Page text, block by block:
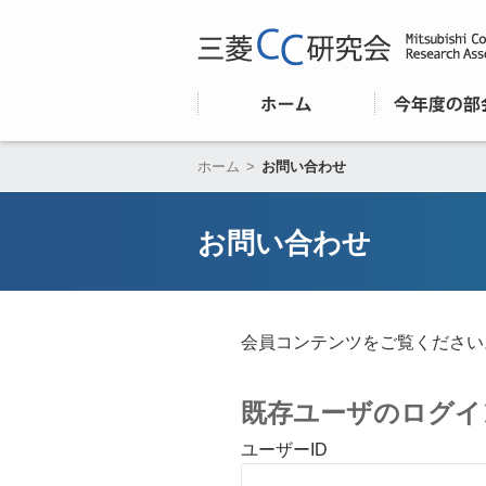
ホーム > お問い合わせ
お問い合わせ
会員コンテンツをご覧くださ
既存ユーザのログ
ユーザーID